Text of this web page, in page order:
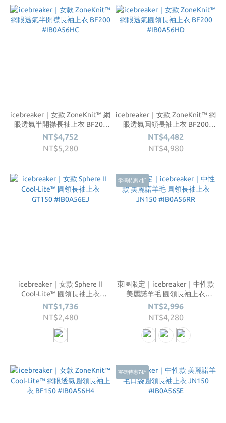
icebreaker｜女款 ZoneKnit™ 網
眼透氣半開襟長袖上衣 BF200
#IB0A56HC
NT$4,752
NT$5,280
icebreaker｜女款 ZoneKnit™ 網
眼透氣圓領長袖上衣 BF200
#IB0A56HD
NT$4,482
NT$4,980
icebreaker｜女款 Sphere II
Cool-Lite™ 圓領長袖上衣
GT150 #IB0A56EJ
NT$1,736
NT$2,480
零碼特惠7折
東區限定｜icebreaker｜中性款
美麗諾羊毛 圓領長袖上衣
JN150 #IB0A56RR
NT$2,996
NT$4,280
零碼特惠7折